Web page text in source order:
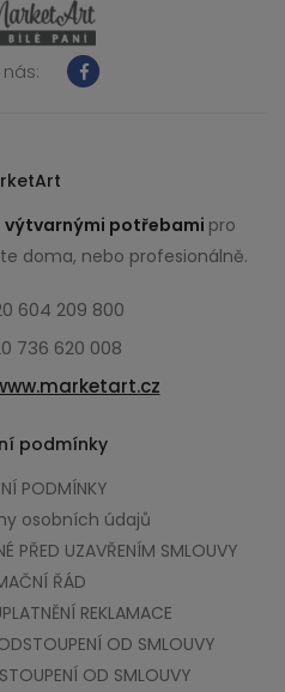
výtvarnými potřebami pro
doma, nebo profesionálně.
604 209 800
736 620 008
podmínky
PODMÍNKY
osobních údajů
PŘED UZAVŘENÍM SMLOUVY
ŘÁD
REKLAMACE
OD SMLOUVY
OD SMLOUVY